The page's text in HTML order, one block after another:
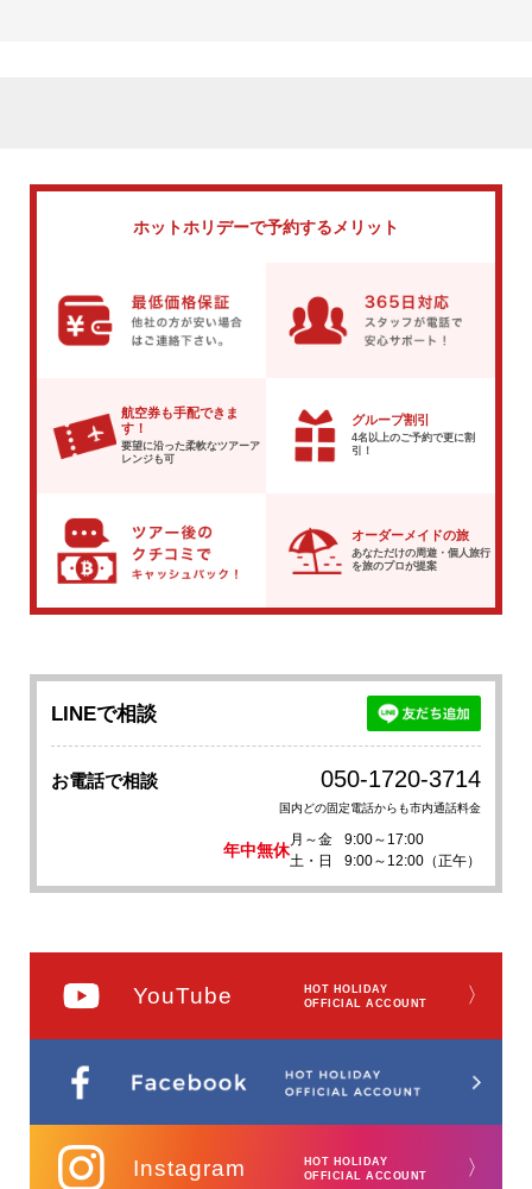
ホットホリデーで予約するメリット
航空券も手配できま
す！
要望に沿った柔軟なツアーア
レンジも可
グループ割引
4名以上のご予約で更に割
引！
オーダーメイドの旅
あなただけの周遊・個人旅行
を旅のプロが提案
LINEで相談
お電話で相談 050-1720-3714
国内どの固定電話からも市内通話料金
年中無休
月～金
9:00～17:00
土・日
9:00～12:00（正午）
YouTube
HOT HOLIDAY
OFFICIAL ACCOUNT
〉
Instagram
HOT HOLIDAY
OFFICIAL ACCOUNT
〉